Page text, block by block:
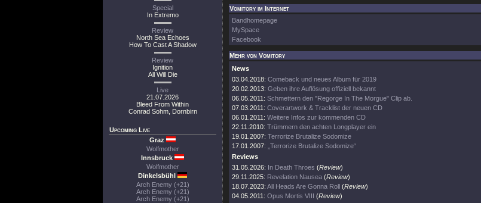
Special
In Extremo
Review
North Sea Echoes
How To Cast A Shadow
Review
Ignition
All Will Die
Live
21.07.2026
Bleed From Within
Conrad Sohm, Dornbirn
Upcoming Live
Graz
Wolfmother
Innsbruck
Wolfmother
Dinkelsbühl
Arch Enemy (+21)
Arch Enemy (+21)
Arch Enemy (+21)
Vomitory im Internet
Bandhomepage
MySpace
Facebook
Mehr von Vomitory
News
03.04.2018: Comeback und neues Album für 2019
20.02.2013: Geben ihre Auflösung offiziell bekannt
06.05.2011: Schmettern den "Regorge In The Morgue" Clip ab.
07.03.2011: Coverartwork & Tracklist der neuen CD
06.01.2011: Weitere Infos zur kommenden CD
22.11.2010: Trümmern den achten Longplayer ein
19.01.2007: Terrorize Brutalize Sodomize
17.01.2007:
„Terrorize Brutalize Sodomize“
Reviews
31.05.2026: In Death Throes (Review)
29.11.2025: Revelation Nausea (Review)
18.07.2023: All Heads Are Gonna Roll (Review)
04.05.2011: Opus Mortis VIII (Review)